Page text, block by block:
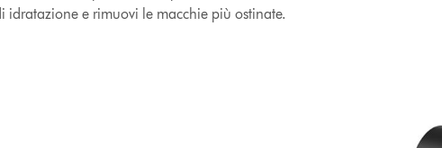
e rimuovi le macchie più ostinate.